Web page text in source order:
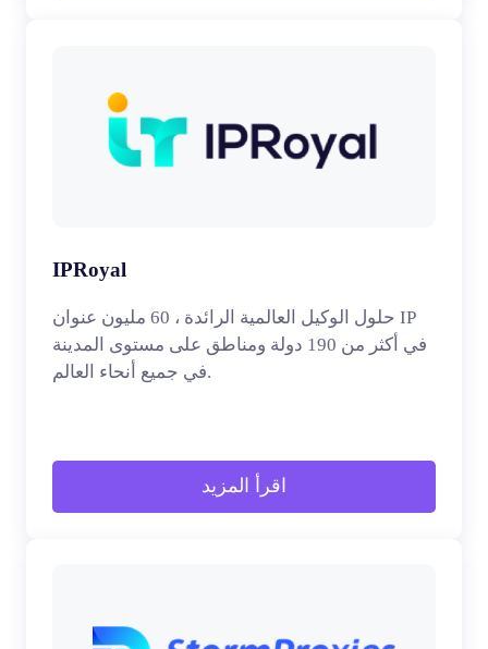
IPRoyal
حلول الوكيل العالمية الرائدة ، 60 مليون عنوان IP
في أكثر من 190 دولة ومناطق على مستوى المدينة
في جميع أنحاء العالم.
اقرأ المزيد